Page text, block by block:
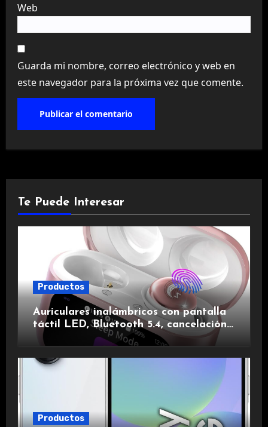
Web
Guarda mi nombre, correo electrónico y web en
este navegador para la próxima vez que comente.
Te Puede Interesar
Productos
Auriculares inalámbricos con pantalla
táctil LED, Bluetooth 5.4, cancelación
de ruido, impermeables y de larga
Productos